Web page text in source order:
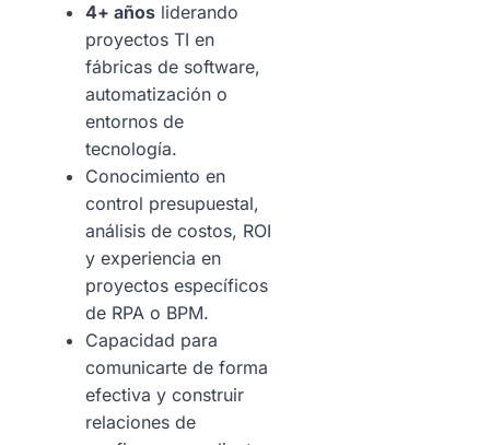
4+ años liderando
proyectos TI en
fábricas de software,
automatización o
entornos de
tecnología.
Conocimiento en
control presupuestal,
análisis de costos, ROI
y experiencia en
proyectos específicos
de RPA o BPM.
Capacidad para
comunicarte de forma
efectiva y construir
relaciones de